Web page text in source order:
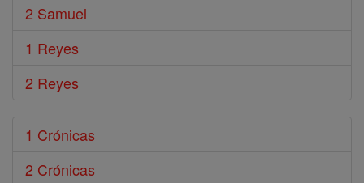
2 Samuel
1 Reyes
2 Reyes
1 Crónicas
2 Crónicas